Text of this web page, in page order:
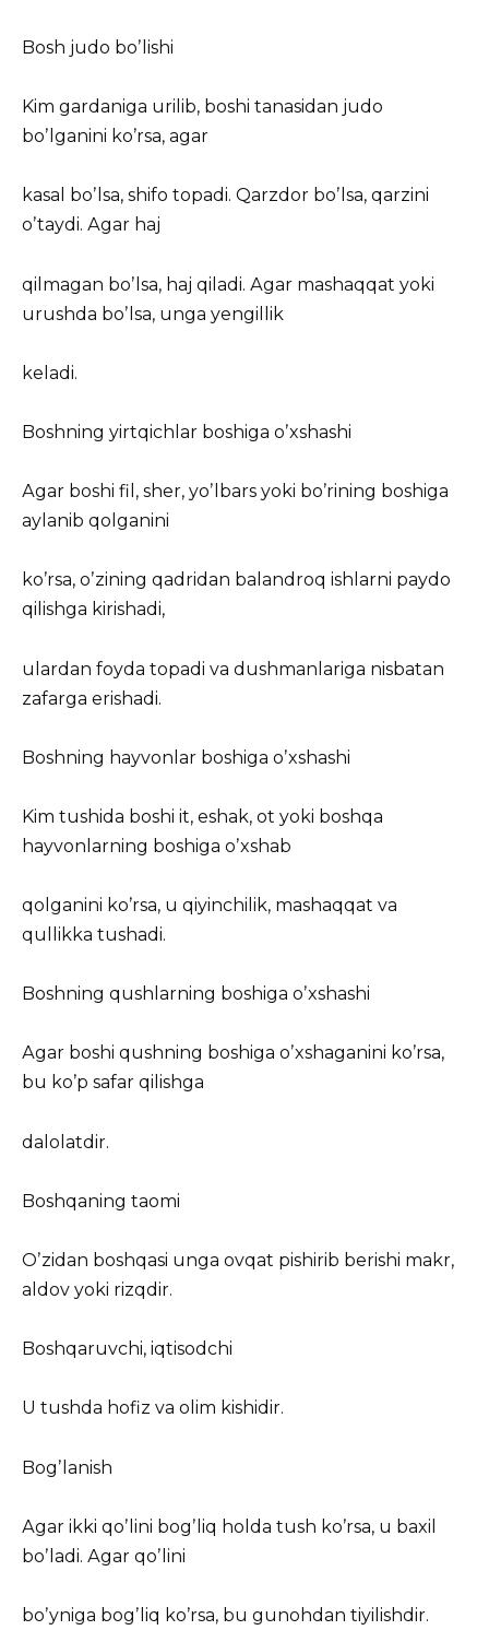
Bosh judo boʼlishi
Kim gardaniga urilib, boshi tanasidan judo
boʼlganini koʼrsa, agar
kasal boʼlsa, shifo topadi. Qarzdor boʼlsa, qarzini
oʼtaydi. Аgar haj
qilmagan boʼlsa, haj qiladi. Аgar mashaqqat yoki
urushda boʼlsa, unga yengillik
keladi.
Boshning yirtqichlar boshiga oʼxshashi
Аgar boshi fil, sher, yoʼlbars yoki boʼrining boshiga
aylanib qolganini
koʼrsa, oʼzining qadridan balandroq ishlarni paydo
qilishga kirishadi,
ulardan foyda topadi va dushmanlariga nisbatan
zafarga erishadi.
Boshning hayvonlar boshiga oʼxshashi
Kim tushida boshi it, eshak, ot yoki boshqa
hayvonlarning boshiga oʼxshab
qolganini koʼrsa, u qiyinchilik, mashaqqat va
qullikka tushadi.
Boshning qushlarning boshiga oʼxshashi
Аgar boshi qushning boshiga oʼxshaganini koʼrsa,
bu koʼp safar qilishga
dalolatdir.
Boshqaning taomi
Oʼzidan boshqasi unga ovqat pishirib berishi makr,
aldov yoki rizqdir.
Boshqaruvchi, iqtisodchi
U tushda hofiz va olim kishidir.
Bogʼlanish
Аgar ikki qoʼlini bogʼliq holda tush koʼrsa, u baxil
boʼladi. Аgar qoʼlini
boʼyniga bogʼliq koʼrsa, bu gunohdan tiyilishdir.